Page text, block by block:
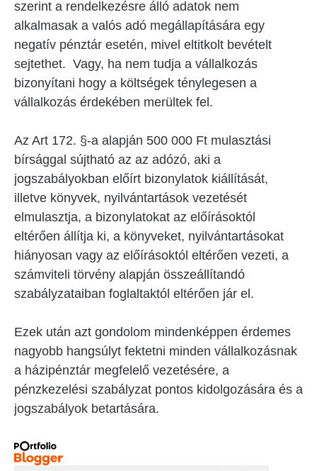
szerint a rendelkezésre álló adatok nem
alkalmasak a valós adó megállapítására egy
negatív pénztár esetén, mivel eltitkolt bevételt
sejtethet. Vagy, ha nem tudja a vállalkozás
bizonyítani hogy a költségek ténylegesen a
vállalkozás érdekében merültek fel.
Az Art 172. §-a alapján 500 000 Ft mulasztási
bírsággal sújtható az az adózó, aki a
jogszabályokban előírt bizonylatok kiállítását,
illetve könyvek, nyilvántartások vezetését
elmulasztja, a bizonylatokat az előírásoktól
eltérően állítja ki, a könyveket, nyilvántartásokat
hiányosan vagy az előírásoktól eltérően vezeti, a
számviteli törvény alapján összeállítandó
szabályzataiban foglaltaktól eltérően jár el.
Ezek után azt gondolom mindenképpen érdemes
nagyobb hangsúlyt fektetni minden vállalkozásnak
a házipénztár megfelelő vezetésére, a
pénzkezelési szabályzat pontos kidolgozására és a
jogszabályok betartására.